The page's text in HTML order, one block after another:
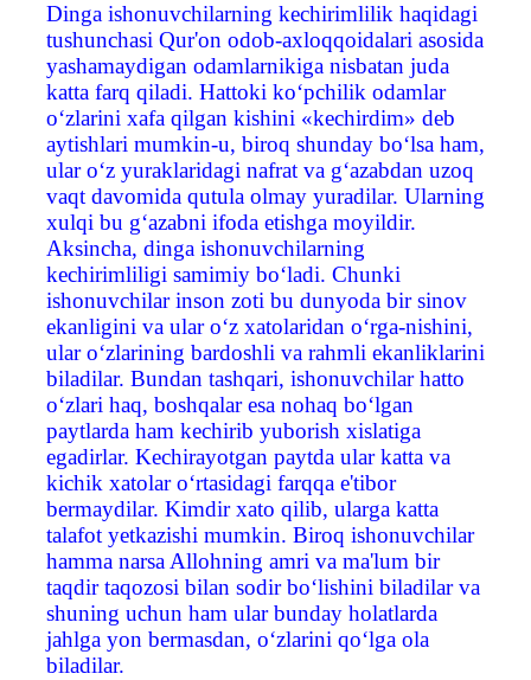
Dinga ishonuvchilarning kechirimlilik haqidagi
tushunchasi Qur'on odob-axloqqoidalari asosida
yashamaydigan odamlarnikiga nisbatan juda
katta farq qiladi. Hattoki ko‘pchilik odamlar
o‘zlarini xafa qilgan kishini «kechirdim» deb
aytishlari mumkin-u, biroq shunday bo‘lsa ham,
ular o‘z yuraklaridagi nafrat va g‘azabdan uzoq
vaqt davomida qutula olmay yuradilar. Ularning
xulqi bu g‘azabni ifoda etishga moyildir.
Aksincha, dinga ishonuvchilarning
kechirimliligi samimiy bo‘ladi. Chunki
ishonuvchilar inson zoti bu dunyoda bir sinov
ekanligini va ular o‘z xatolaridan o‘rga-nishini,
ular o‘zlarining bardoshli va rahmli ekanliklarini
biladilar. Bundan tashqari, ishonuvchilar hatto
o‘zlari haq, boshqalar esa nohaq bo‘lgan
paytlarda ham kechirib yuborish xislatiga
egadirlar. Kechirayotgan paytda ular katta va
kichik xatolar o‘rtasidagi farqqa e'tibor
bermaydilar. Kimdir xato qilib, ularga katta
talafot yetkazishi mumkin. Biroq ishonuvchilar
hamma narsa Allohning amri va ma'lum bir
taqdir taqozosi bilan sodir bo‘lishini biladilar va
shuning uchun ham ular bunday holatlarda
jahlga yon bermasdan, o‘zlarini qo‘lga ola
biladilar.